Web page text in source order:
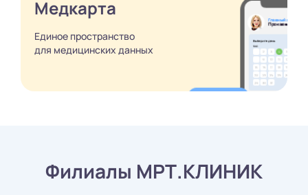
Медкарта
Единое пространство
для медицинских данных
Филиалы МРТ.КЛИНИК